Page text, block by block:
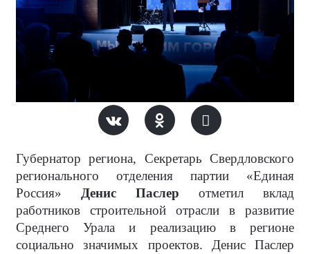
Губернатор региона, Секретарь Свердловского
регионального отделения партии «Единая
Россия» Денис Паслер отметил вклад
работников строительной отрасли в развитие
Среднего Урала и реализацию в регионе
социально значимых проектов. Денис Паслер